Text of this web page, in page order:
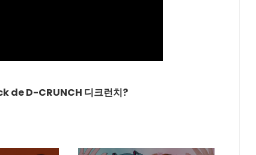
D-CRUNCH 디크런치?